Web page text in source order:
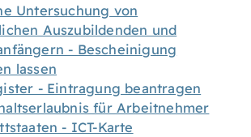
Untersuchung von
Auszubildenden und
- Bescheinigung
lassen
- Eintragung beantragen
für Arbeitnehmer
- ICT-Karte